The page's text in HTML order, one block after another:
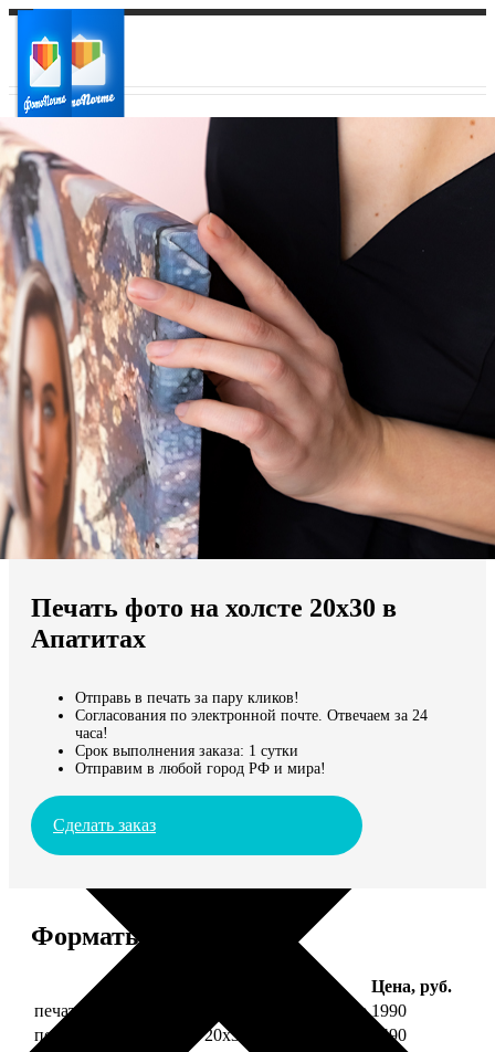
Ваш город:
Ваш регион доставки
Выберите из списка:
Мы доставляем по всему миру
Продолжить без города
Печать фото на холсте 20х30 в
Апатитах
Отправь в печать за пару кликов!
Согласования по электронной почте. Отвечаем за 24
часа!
Срок выполнения заказа: 1 сутки
Отправим в любой город РФ и мира!
Сделать заказ
Форматы и цены
Цена, руб.
печать фото на холсте 20х30 на подрамнике 1990
печать фото на холсте 20х30 в раме
4490